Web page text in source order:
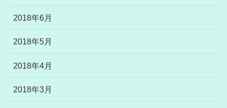
2018年6月
2018年5月
2018年4月
2018年3月